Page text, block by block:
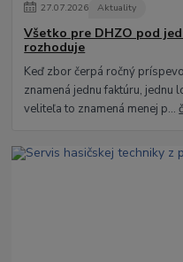
27.07.2026 Aktuality
Všetko pre DHZO pod
rozhoduje
Keď zbor čerpá ročný
znamená jednu faktúru,
veliteľa to znamená menej p...